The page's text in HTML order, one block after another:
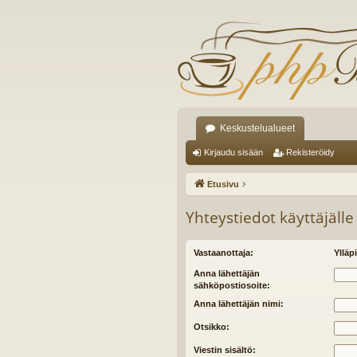
Keskustelualueet
Kirjaudu sisään Rekisteröidy
Etusivu
Yhteystiedot käyttäjälle
Vastaanottaja:
Anna lähettäjän
sähköpostiosoite:
Anna lähettäjän nimi:
Otsikko:
Viestin sisältö: